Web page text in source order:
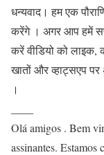
धन्यवाद। हम एक
करेंगे । अगर आप हमें
करें वीडियो को
खातों और व्हाट्सएप
।
Olá amigos . Bem
assinantes.